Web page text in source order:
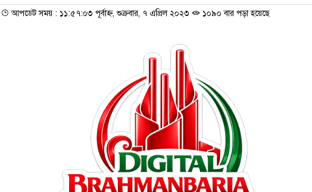
আপডেট সময় : ১১:৫৭:০৩ পূর্বাহ্ন, শুক্রবার, ৭ এপ্রিল ২০২৩ ১০৯০ বার পড়া হয়েছে